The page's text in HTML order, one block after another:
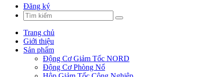
Đăng ký
Trang chủ
Giới thiệu
Sản phẩm
Động Cơ Giảm Tốc NORD
Động Cơ Phòng Nổ